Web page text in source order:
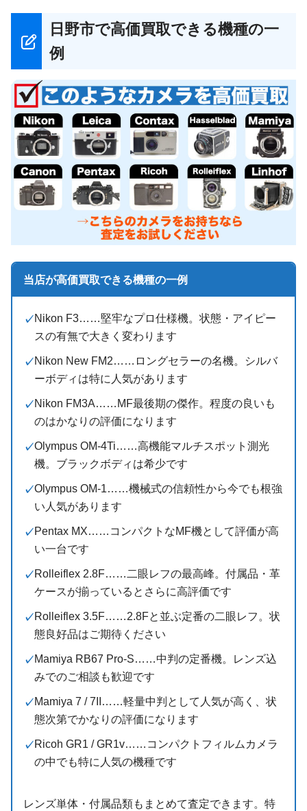
日野市で高価買取できる機種の一
例
当店が高価買取できる機種の一例
Nikon F3……堅牢なプロ仕様機。状態・アイピー
スの有無で大きく変わります
Nikon New FM2……ロングセラーの名機。シルバ
ーボディは特に人気があります
Nikon FM3A……MF最後期の傑作。程度の良いも
のはかなりの評価になります
Olympus OM-4Ti……高機能マルチスポット測光
機。ブラックボディは希少です
Olympus OM-1……機械式の信頼性から今でも根強
い人気があります
Pentax MX……コンパクトなMF機として評価が高
い一台です
Rolleiflex 2.8F……二眼レフの最高峰。付属品・革
ケースが揃っているとさらに高評価です
Rolleiflex 3.5F……2.8Fと並ぶ定番の二眼レフ。状
態良好品はご期待ください
Mamiya RB67 Pro-S……中判の定番機。レンズ込
みでのご相談も歓迎です
Mamiya 7 / 7II……軽量中判として人気が高く、状
態次第でかなりの評価になります
Ricoh GR1 / GR1v……コンパクトフィルムカメラ
の中でも特に人気の機種です
レンズ単体・付属品類もまとめて査定できます。特